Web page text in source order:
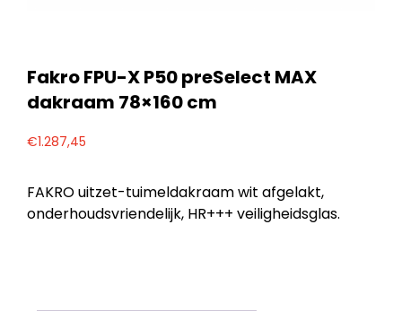
Fakro FPU-X P50 preSelect MAX
dakraam 78×160 cm
€1.287,45
FAKRO uitzet-tuimeldakraam wit afgelakt,
onderhoudsvriendelijk, HR+++ veiligheidsglas.